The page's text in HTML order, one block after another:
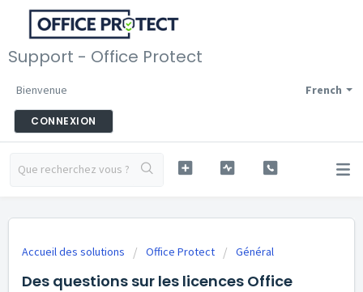
Support - Office Protect
French
Bienvenue
CONNEXION
Accueil des solutions Office Protect Général
Des questions sur les licences Office